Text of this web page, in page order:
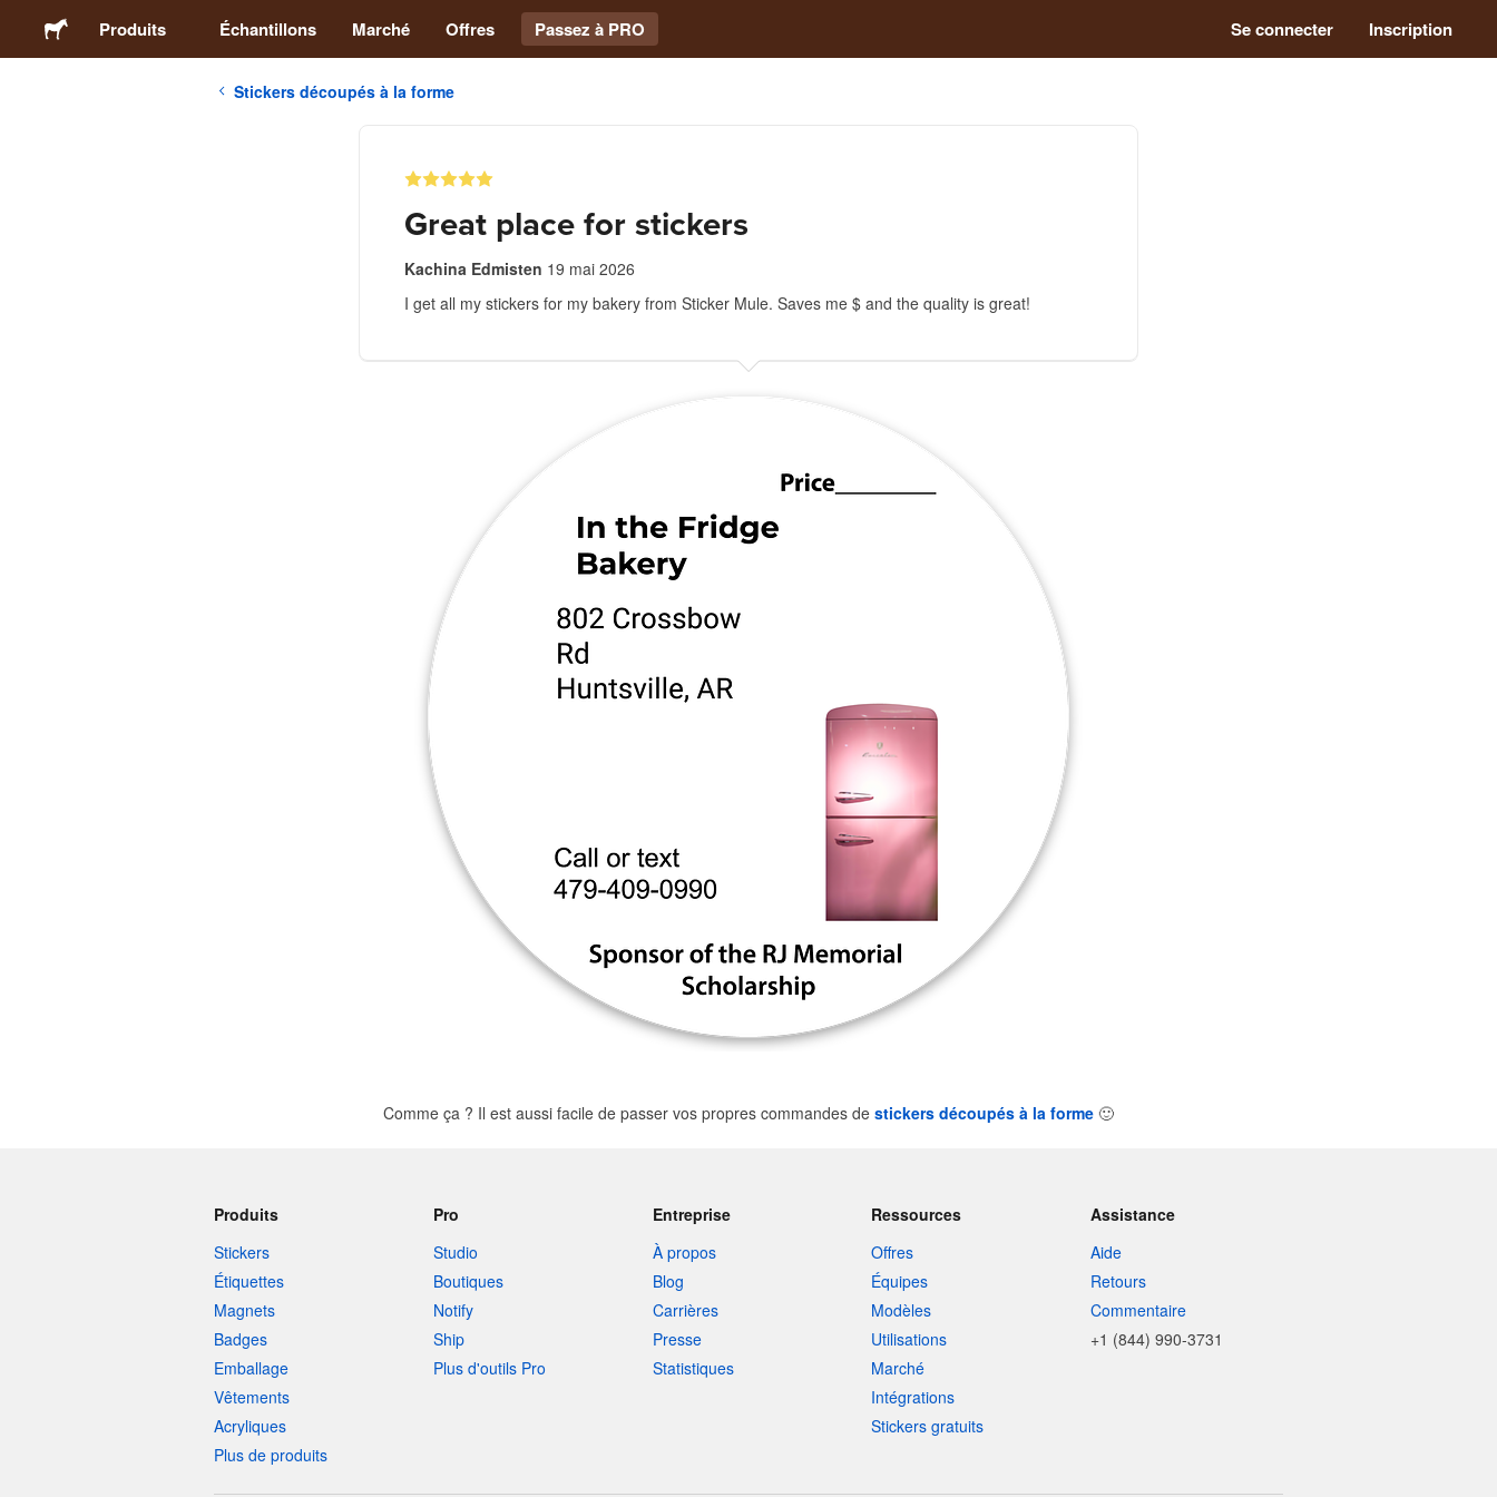
Produits Échantillons Marché Offres Passez à PRO Se connecter Inscription
Stickers découpés à la forme
Great place for stickers
Kachina Edmisten 19 mai 2026
I get all my stickers for my bakery from Sticker Mule. Saves me $ and the quality is great!
Comme ça ? Il est aussi facile de passer vos propres commandes de stickers découpés à la forme 🙂
Produits
Stickers
Étiquettes
Magnets
Badges
Emballage
Vêtements
Acryliques
Plus de produits
Pro
Studio
Boutiques
Notify
Ship
Plus d'outils Pro
Entreprise
À propos
Blog
Carrières
Presse
Statistiques
Ressources
Offres
Équipes
Modèles
Utilisations
Marché
Intégrations
Stickers gratuits
Assistance
Aide
Retours
Commentaire
+1 (844) 990-3731